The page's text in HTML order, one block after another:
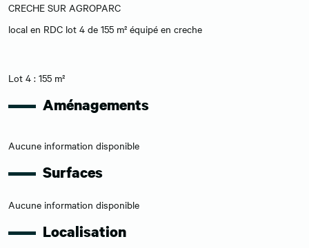
CRECHE SUR AGROPARC
local en RDC lot 4 de 155 m² équipé en creche
Lot 4 : 155 m²
Aménagements
Aucune information disponible
Surfaces
Aucune information disponible
Localisation